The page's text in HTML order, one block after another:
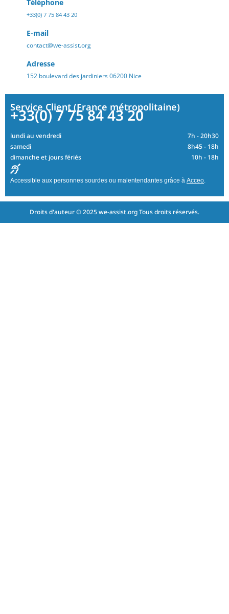
Téléphone
+33(0) 7 75 84 43 20
E-mail
contact@we-assist.org
Adresse
152 boulevard des jardiniers 06200 Nice
Service Client (France métropolitaine)
+33(0) 7 75 84 43 20
lundi au vendredi
7h - 20h30
samedi
8h45 - 18h
dimanche et jours fériés
10h - 18h
Accessible aux personnes sourdes ou malentendantes grâce à Acceo
Droits d'auteur © 2025 we-assist.org Tous droits réservés.